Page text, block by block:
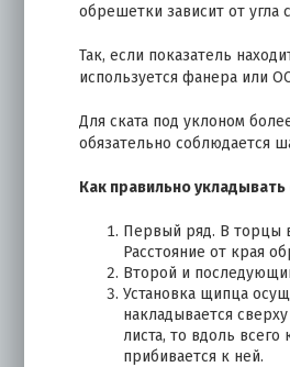
обрешетки зависит от угла
Так, если показатель
используется фанера или
Для ската под уклоном
обязательно соблюдается
Как правильно укладывать
Первый ряд. В торцы
Расстояние от края
Второй и
Установка щипца
накладывается
листа, то вдоль
прибивается к ней.